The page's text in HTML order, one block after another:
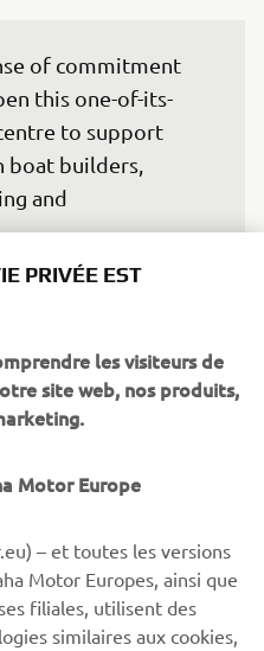
of commitment
this one-of-its-
to support
builders,
and
will truly make a
at the same
Director of
1/31
PRIVÉE EST
les visiteurs de
site web, nos produits,
Motor Europe
– et toutes les versions
Motor Europes, ainsi que
filiales, utilisent des
similaires aux cookies,